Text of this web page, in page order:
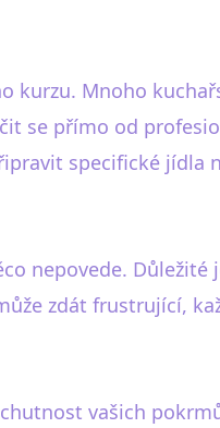
kurzu. Mnoho
se přímo od
specifické jídla
nepovede.
zdát frustrující,
vašich